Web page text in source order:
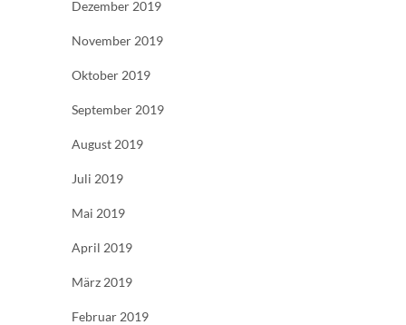
Dezember 2019
November 2019
Oktober 2019
September 2019
August 2019
Juli 2019
Mai 2019
April 2019
März 2019
Februar 2019